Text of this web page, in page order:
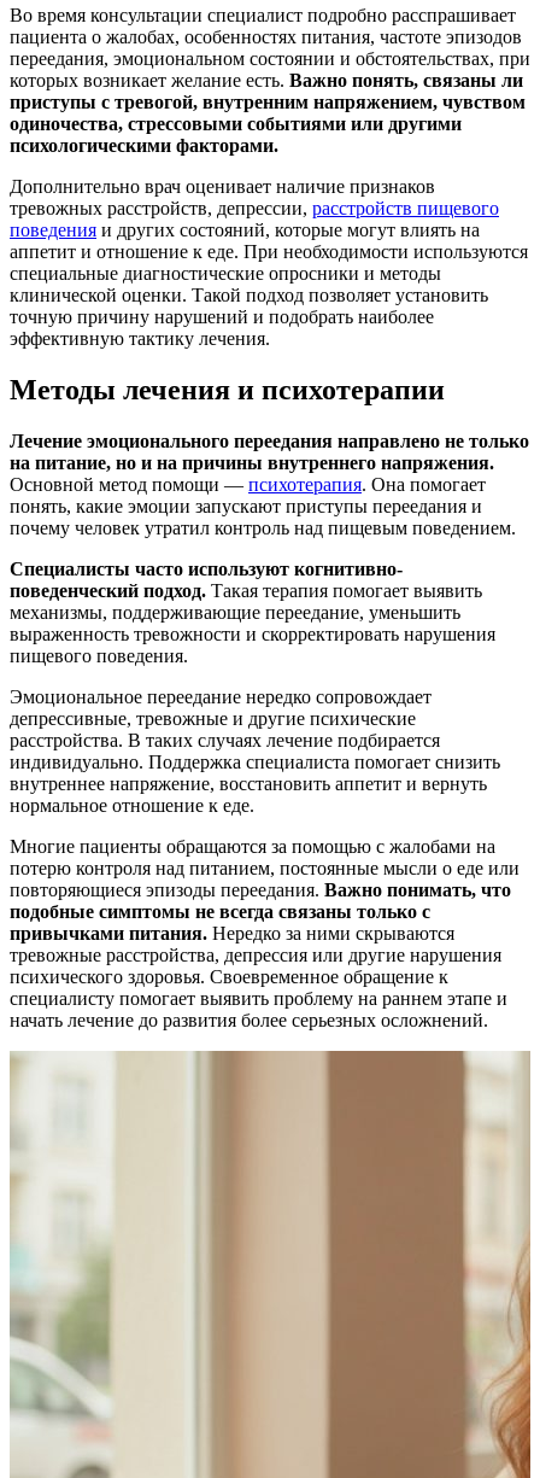
Во время консультации специалист подробно расспрашивает
пациента о жалобах, особенностях питания, частоте эпизодов
переедания, эмоциональном состоянии и обстоятельствах, при
которых возникает желание есть. Важно понять, связаны ли
приступы с тревогой, внутренним напряжением, чувством
одиночества, стрессовыми событиями или другими
психологическими факторами.
Дополнительно врач оценивает наличие признаков
тревожных расстройств, депрессии, расстройств пищевого
поведения и других состояний, которые могут влиять на
аппетит и отношение к еде. При необходимости используются
специальные диагностические опросники и методы
клинической оценки. Такой подход позволяет установить
точную причину нарушений и подобрать наиболее
эффективную тактику лечения.
Методы лечения и психотерапии
Лечение эмоционального переедания направлено не только
на питание, но и на причины внутреннего напряжения.
Основной метод помощи — психотерапия. Она помогает
понять, какие эмоции запускают приступы переедания и
почему человек утратил контроль над пищевым поведением.
Специалисты часто используют когнитивно-
поведенческий подход. Такая терапия помогает выявить
механизмы, поддерживающие переедание, уменьшить
выраженность тревожности и скорректировать нарушения
пищевого поведения.
Эмоциональное переедание нередко сопровождает
депрессивные, тревожные и другие психические
расстройства. В таких случаях лечение подбирается
индивидуально. Поддержка специалиста помогает снизить
внутреннее напряжение, восстановить аппетит и вернуть
нормальное отношение к еде.
Многие пациенты обращаются за помощью с жалобами на
потерю контроля над питанием, постоянные мысли о еде или
повторяющиеся эпизоды переедания. Важно понимать, что
подобные симптомы не всегда связаны только с
привычками питания. Нередко за ними скрываются
тревожные расстройства, депрессия или другие нарушения
психического здоровья. Своевременное обращение к
специалисту помогает выявить проблему на раннем этапе и
начать лечение до развития более серьезных осложнений.